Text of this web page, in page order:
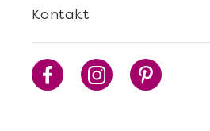
Kontakt